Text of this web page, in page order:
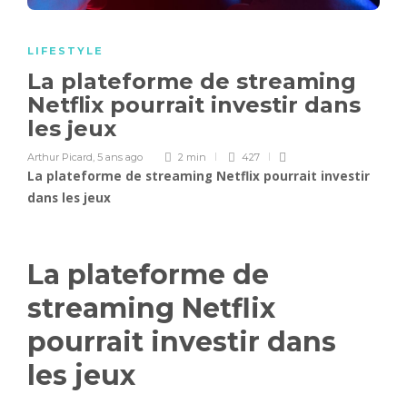
LIFESTYLE
La plateforme de streaming
Netflix pourrait investir dans
les jeux
Arthur Picard, 5 ans ago 2 min 427
La plateforme de streaming Netflix pourrait investir
dans les jeux
La plateforme de
streaming Netflix
pourrait investir dans
les jeux